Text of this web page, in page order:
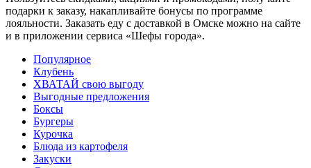
подарки к заказу, накапливайте бонусы по программе
лояльности. Заказать еду с доставкой в Омске можно на сайте
и в приложении сервиса «Шефы города».
Популярное
Клубень
ХВАТАЙ свою выгоду
Выгодные предложения
Боксы
Бургеры
Курочка
Блюда из картофеля
Закуски